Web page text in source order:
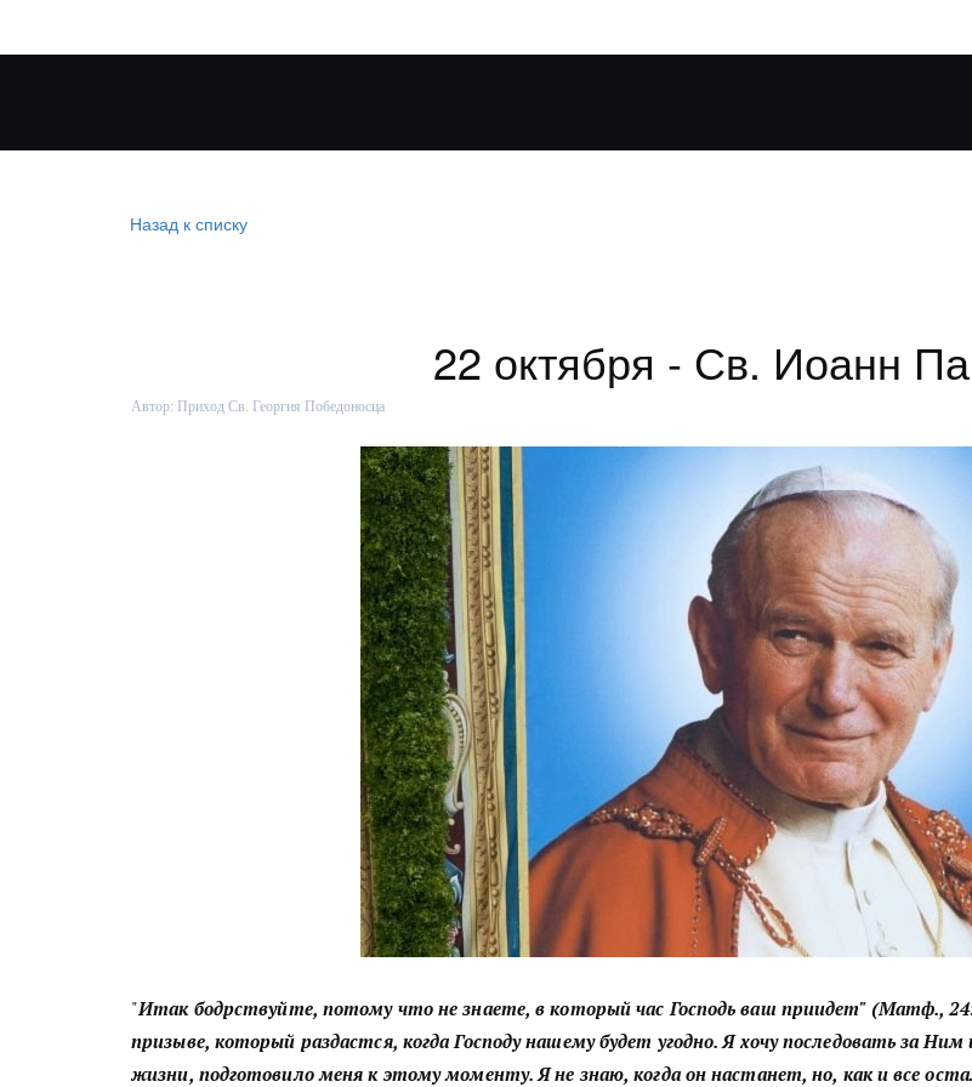
Назад к списку
22 октября - Св. Иоанн
Автор: Приход Св. Георгия Победоносца
"Итак бодрствуйте, потому что не знаете, в который час Господь ваш приидет" (Матф.,
призыве, который раздастся, когда Господу нашему будет угодно. Я хочу последовать за
жизни, подготовило меня к этому моменту. Я не знаю, когда он настанет, но, как и все